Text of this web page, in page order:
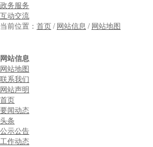
政务服务
互动交流
当前位置： 首页 / 网站信息 / 网站地图
网站信息
网站地图
联系我们
网站声明
首页
要闻动态
头条
公示公告
工作动态